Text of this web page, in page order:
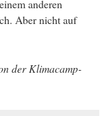
anderen
Aber nicht auf
der Klimacamp-